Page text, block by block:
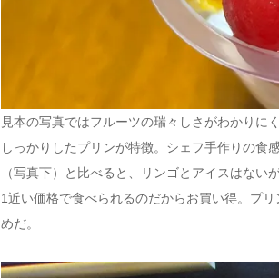
見本の写真ではフルーツの瑞々しさがわかりに
しっかりしたプリンが特徴。シェフ手作りの食
（写真下）と比べると、リンゴとアイスはな
1近い価格で食べられるのだからお買い得。 プリ
めだ。